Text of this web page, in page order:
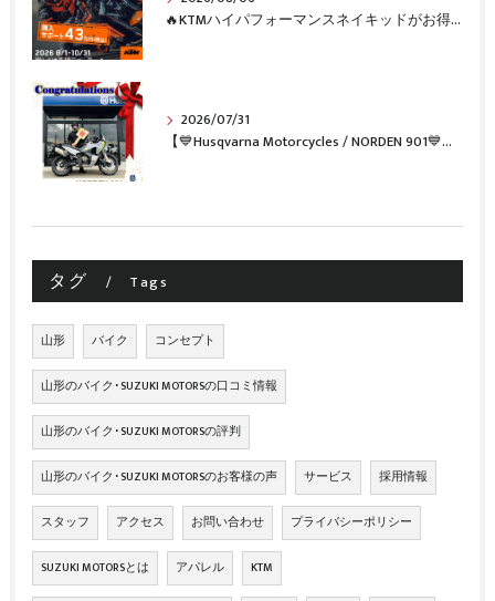
🔥KTMハイパフォーマンスネイキッドがお得に手に入るチャンス🔥
2026/07/31
【💙Husqvarna Motorcycles / NORDEN 901💙】 ご納車おめでとうございます🎉✨
タグ Tags
山形 バイク コンセプト
山形のバイク･SUZUKI MOTORSの口コミ情報
山形のバイク･SUZUKI MOTORSの評判
山形のバイク･SUZUKI MOTORSのお客様の声 サービス 採用情報
スタッフ アクセス お問い合わせ プライバシーポリシー
SUZUKI MOTORSとは アパレル KTM